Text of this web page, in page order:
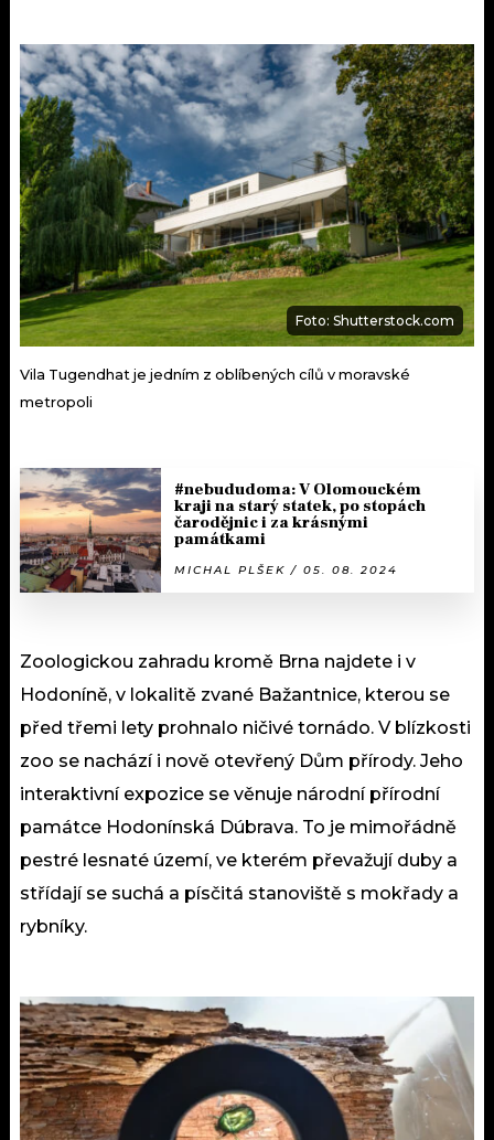
Foto: Shutterstock.com
Vila Tugendhat je jedním z oblíbených cílů v moravské
metropoli
#nebududoma: V Olomouckém
kraji na starý statek, po stopách
čarodějnic i za krásnými
památkami
MICHAL PLŠEK / 05. 08. 2024
Zoologickou zahradu kromě Brna najdete i v
Hodoníně, v lokalitě zvané Bažantnice, kterou se
před třemi lety prohnalo ničivé tornádo. V blízkosti
zoo se nachází i nově otevřený Dům přírody. Jeho
interaktivní expozice se věnuje národní přírodní
památce Hodonínská Dúbrava. To je mimořádně
pestré lesnaté území, ve kterém převažují duby a
střídají se suchá a písčitá stanoviště s mokřady a
rybníky.